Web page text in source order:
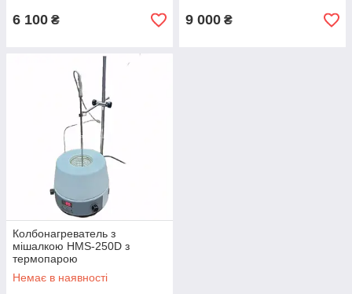
6 100 ₴ 9 000 ₴
Колбонагреватель з
мішалкою HMS-250D з
термопарою
Немає в наявності